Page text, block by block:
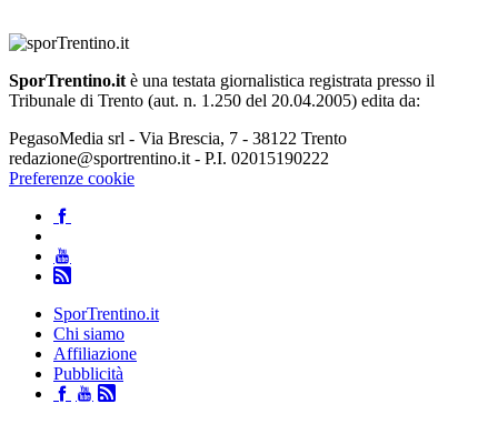
SporTrentino.it è una testata giornalistica registrata presso il
Tribunale di Trento (aut. n. 1.250 del 20.04.2005) edita da:
PegasoMedia srl - Via Brescia, 7 - 38122 Trento
redazione@sportrentino.it - P.I. 02015190222
Preferenze cookie
SporTrentino.it
Chi siamo
Affiliazione
Pubblicità